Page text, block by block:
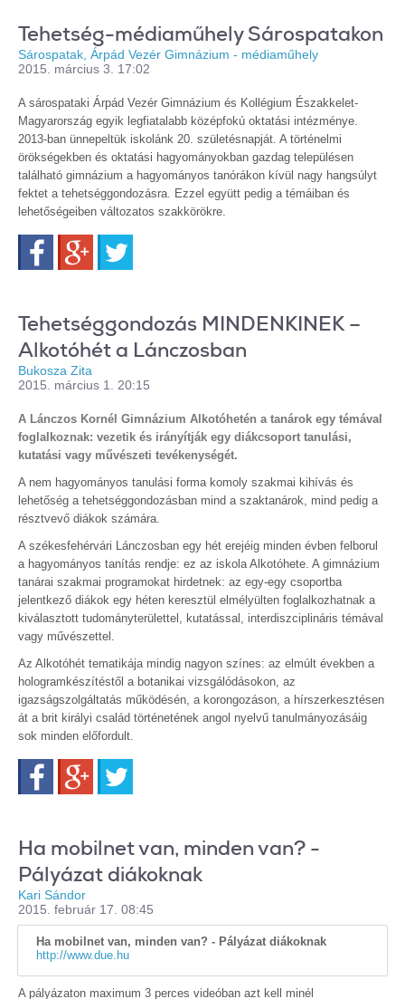
Tehetség-médiaműhely Sárospatakon
Sárospatak, Árpád Vezér Gimnázium - médiaműhely
2015. március 3. 17:02
A sárospataki Árpád Vezér Gimnázium és Kollégium Északkelet-
Magyarország egyik legfiatalabb középfokú oktatási intézménye.
2013-ban ünnepeltük iskolánk 20. születésnapját. A történelmi
örökségekben és oktatási hagyományokban gazdag településen
található gimnázium a hagyományos tanórákon kívül nagy hangsúlyt
fektet a tehetséggondozásra. Ezzel együtt pedig a témáiban és
lehetőségeiben változatos szakkörökre.
FacebookGoogle+
Tehetséggondozás MINDENKINEK –
Alkotóhét a Lánczosban
Bukosza Zita
2015. március 1. 20:15
A Lánczos Kornél Gimnázium Alkotóhetén a tanárok egy témával
foglalkoznak: vezetik és irányítják egy diákcsoport tanulási,
kutatási vagy művészeti tevékenységét.
A nem hagyományos tanulási forma komoly szakmai kihívás és
lehetőség a tehetséggondozásban mind a szaktanárok, mind pedig a
résztvevő diákok számára.
A székesfehérvári Lánczosban egy hét erejéig minden évben felborul
a hagyományos tanítás rendje: ez az iskola Alkotóhete. A gimnázium
tanárai szakmai programokat hirdetnek: az egy-egy csoportba
jelentkező diákok egy héten keresztül elmélyülten foglalkozhatnak a
kiválasztott tudományterülettel, kutatással, interdiszciplináris témával
vagy művészettel.
Az Alkotóhét tematikája mindig nagyon színes: az elmúlt években a
hologramkészítéstől a botanikai vizsgálódásokon, az
igazságszolgáltatás működésén, a korongozáson, a hírszerkesztésen
át a brit királyi család történetének angol nyelvű tanulmányozásáig
sok minden előfordult.
FacebookGoogle+
Ha mobilnet van, minden van? -
Pályázat diákoknak
Kari Sándor
2015. február 17. 08:45
Ha mobilnet van, minden van? - Pályázat diákoknak
http://www.due.hu
A pályázaton maximum 3 perces videóban azt kell minél